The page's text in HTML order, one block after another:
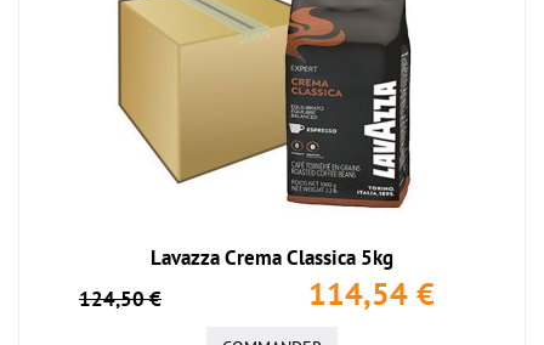
Lavazza Crema Classica 5kg
124,50 €
114,54 €